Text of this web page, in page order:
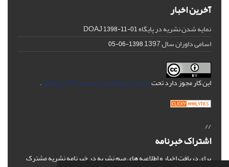
آخرین اخبار
نمایه شدن نشریه در پایگاه DOAJ1398-11-01
اسامی داوران سال 1397 1398-06-05
این کار مجوز دارد تحتمجوز کریتیو کامنز تخصیص 4.0 بین‌المللی .
//
اشتراک خبرنامه
برای دریافت اخبار و اطلاعیه های مهم نشریه در خبرنامه نشریه مشترک